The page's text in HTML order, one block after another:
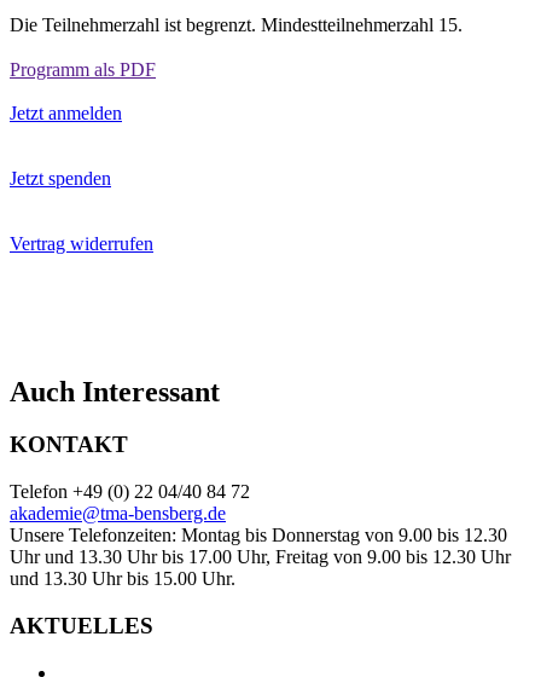
Die Teilnehmerzahl ist begrenzt. Mindestteilnehmerzahl 15.
Programm als PDF
Jetzt anmelden
Jetzt spenden
Vertrag widerrufen
Auch Interessant
KONTAKT
Telefon +49 (0) 22 04/40 84 72
akademie@tma-bensberg.de
Unsere Telefonzeiten: Montag bis Donnerstag von 9.00 bis 12.30
Uhr und 13.30 Uhr bis 17.00 Uhr, Freitag von 9.00 bis 12.30 Uhr
und 13.30 Uhr bis 15.00 Uhr.
AKTUELLES